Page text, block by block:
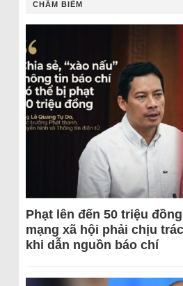
CHÂM BIẾM
Phạt lên đến 50 triệu
mạng xã hội phải chịu
khi dẫn nguồn báo chí